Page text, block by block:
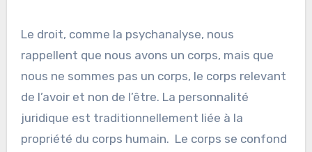
Le droit, comme la psychanalyse, nous
rappellent que nous avons un corps, mais que
nous ne sommes pas un corps, le corps relevant
de l’avoir et non de l’être. La personnalité
juridique est traditionnellement liée à la
propriété du corps humain. Le corps se confond